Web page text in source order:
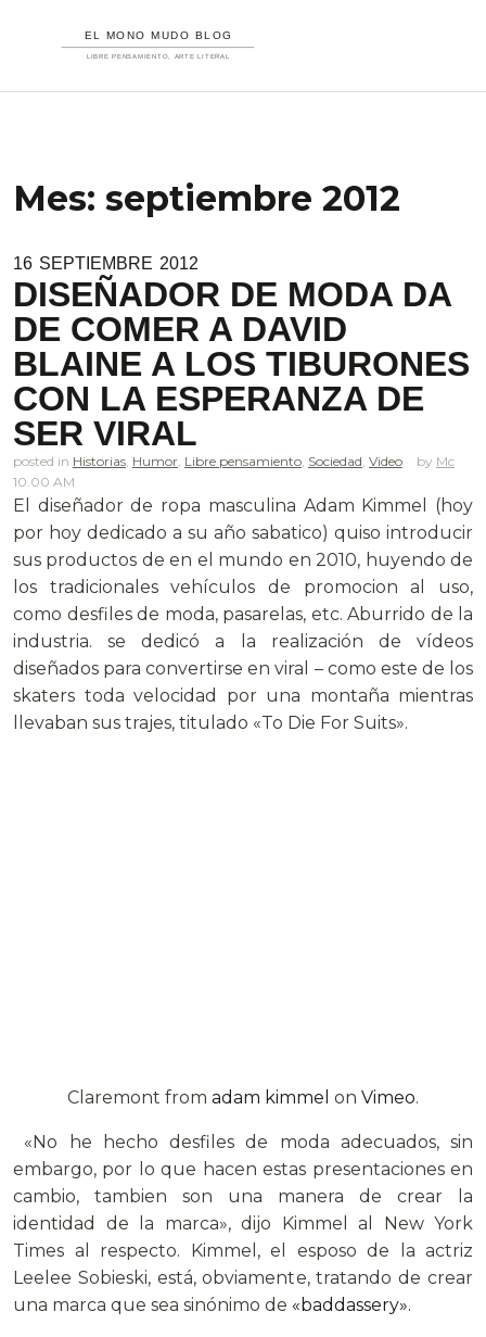
Mes: septiembre 2012
16 SEPTIEMBRE 2012
DISEÑADOR DE MODA DA
DE COMER A DAVID
BLAINE A LOS TIBURONES
CON LA ESPERANZA DE
SER VIRAL
posted in Historias Humor Libre pensamiento Sociedad Video
Mc
10.00 AM
El diseñador de ropa masculina Adam Kimmel (hoy
por hoy dedicado a su año sabatico) quiso introducir
sus productos de en el mundo en 2010, huyendo de
los tradicionales vehículos de promocion al uso,
como desfiles de moda, pasarelas, etc. Aburrido de la
industria. se dedicó a la realización de vídeos
diseñados para convertirse en viral – como este de los
skaters toda velocidad por una montaña mientras
llevaban sus trajes, titulado «To Die For Suits».
Claremont from adam kimmel on Vimeo.
«No he hecho desfiles de moda adecuados, sin
embargo, por lo que hacen estas presentaciones en
cambio, tambien son una manera de crear la
identidad de la marca», dijo Kimmel al New York
Times al respecto. Kimmel, el esposo de la actriz
Leelee Sobieski, está, obviamente, tratando de crear
una marca que sea sinónimo de «baddassery».